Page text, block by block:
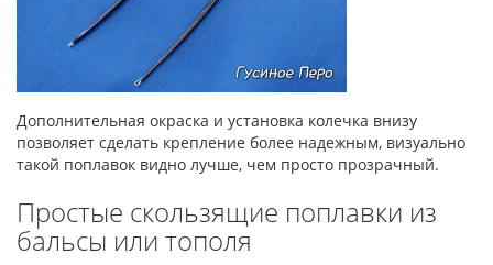
Дополнительная окраска и установка колечка внизу
позволяет сделать крепление более надежным, визуально
такой поплавок видно лучше, чем просто прозрачный.
Простые скользящие поплавки из
бальсы или тополя